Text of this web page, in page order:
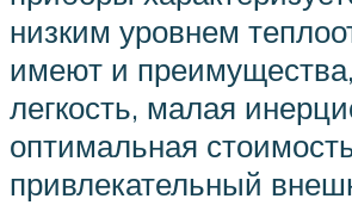
низким уровнем
имеют и преимущества,
легкость, малая
оптимальная
привлекательный